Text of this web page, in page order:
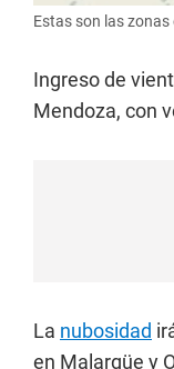
Estas son las
Ingreso de
Mendoza, con
La nubosidad
en Malargüe y